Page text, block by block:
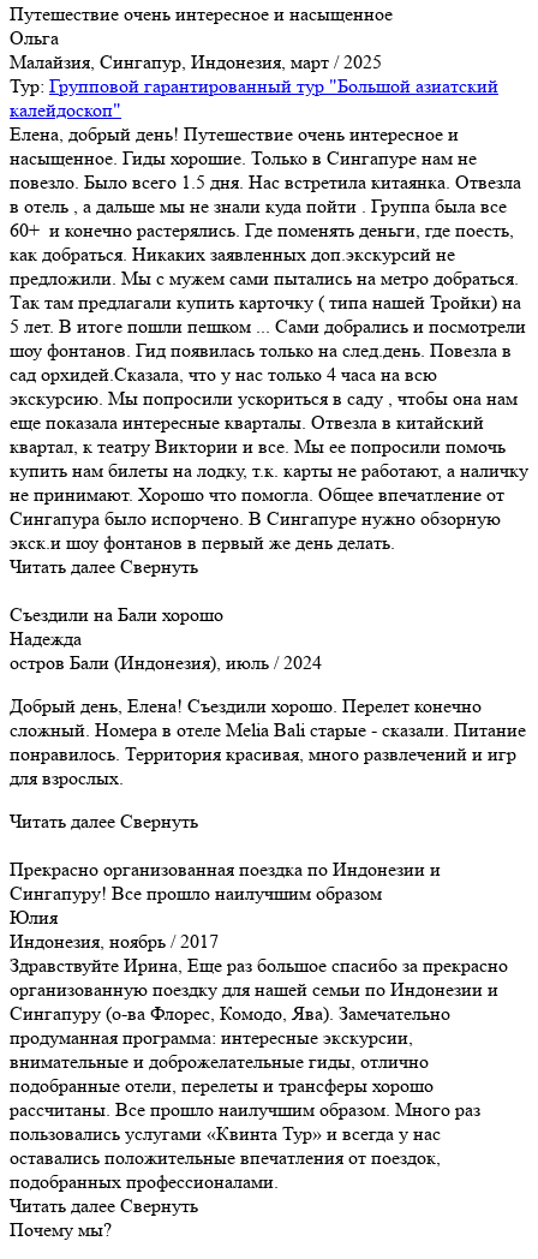
Путешествие очень интересное и насыщенное
Ольга
Малайзия, Сингапур, Индонезия, март / 2025
Тур: Групповой гарантированный тур "Большой азиатский
калейдоскоп"
Елена, добрый день! Путешествие очень интересное и
насыщенное. Гиды хорошие. Только в Сингапуре нам не
повезло. Было всего 1.5 дня. Нас встретила китаянка. Отвезла
в отель , а дальше мы не знали куда пойти . Группа была все
60+ и конечно растерялись. Где поменять деньги, где поесть,
как добраться. Никаких заявленных доп.экскурсий не
предложили. Мы с мужем сами пытались на метро добраться.
Так там предлагали купить карточку ( типа нашей Тройки) на
5 лет. В итоге пошли пешком ... Сами добрались и посмотрели
шоу фонтанов. Гид появилась только на след.день. Повезла в
сад орхидей.Сказала, что у нас только 4 часа на всю
экскурсию. Мы попросили ускориться в саду , чтобы она нам
еще показала интересные кварталы. Отвезла в китайский
квартал, к театру Виктории и все. Мы ее попросили помочь
купить нам билеты на лодку, т.к. карты не работают, а наличку
не принимают. Хорошо что помогла. Общее впечатление от
Сингапура было испорчено. В Сингапуре нужно обзорную
экск.и шоу фонтанов в первый же день делать.
Читать далее Свернуть
Съездили на Бали хорошо
Надежда
остров Бали (Индонезия), июль / 2024
Добрый день, Елена! Съездили хорошо. Перелет конечно
сложный. Номера в отеле Melia Bali старые - сказали. Питание
понравилось. Территория красивая, много развлечений и игр
для взрослых.
Читать далее Свернуть
Прекрасно организованная поездка по Индонезии и
Сингапуру! Все прошло наилучшим образом
Юлия
Индонезия, ноябрь / 2017
Здравствуйте Ирина, Еще раз большое спасибо за прекрасно
организованную поездку для нашей семьи по Индонезии и
Сингапуру (о-ва Флорес, Комодо, Ява). Замечательно
продуманная программа: интересные экскурсии,
внимательные и доброжелательные гиды, отлично
подобранные отели, перелеты и трансферы хорошо
рассчитаны. Все прошло наилучшим образом. Много раз
пользовались услугами «Квинта Тур» и всегда у нас
оставались положительные впечатления от поездок,
подобранных профессионалами.
Читать далее Свернуть
Почему мы?